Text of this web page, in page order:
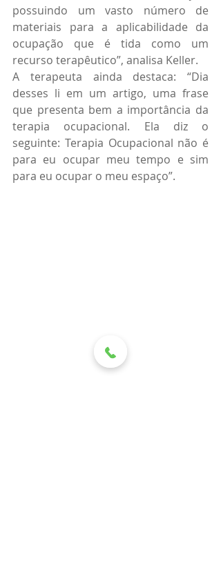
possuindo um vasto número de
materiais para a aplicabilidade da
ocupação que é tida como um
recurso terapêutico”, analisa Keller.
A terapeuta ainda destaca: “Dia
desses li em um artigo, uma frase
que presenta bem a importância da
terapia ocupacional. Ela diz o
seguinte: Terapia Ocupacional não é
para eu ocupar meu tempo e sim
para eu ocupar o meu espaço”.